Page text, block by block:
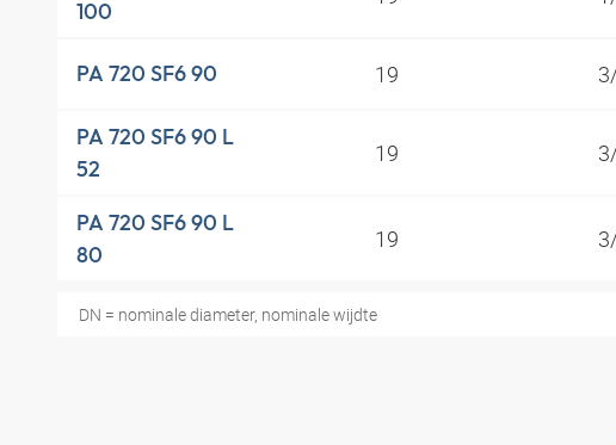
100
PA 720 SF6 90 19
PA 720 SF6 90 L
52
19
PA 720 SF6 90 L
80
19
DN = nominale diameter, nominale wijdte